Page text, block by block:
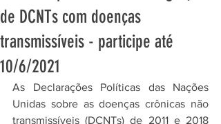
de DCNTs com doenças
transmissíveis - participe até
10/6/2021
As Declarações Políticas das Nações
Unidas sobre as doenças crônicas não